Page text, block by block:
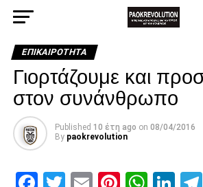
ΕΠΙΚΑΙΡΌΤΗΤΑ
Γιορτάζουμε και
στον συνάνθρωπο
Published 10 έτη ago on 08/04/2016
By paokrevolution